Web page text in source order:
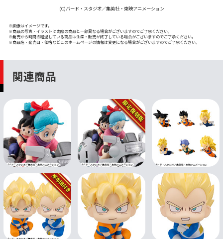
(C)バード・スタジオ／集英社・東映アニメーション
※画像はイメージです。
※商品の写真・イラストは実際の商品と一部異なる場合がございますのでご了承ください。
※発売から時間の経過している商品は生産・販売が終了している場合がございますのでご了承ください。
※商品名・発売日・価格などこのホームページの情報は変更になる場合がございますのでご了承ください。
関連商品